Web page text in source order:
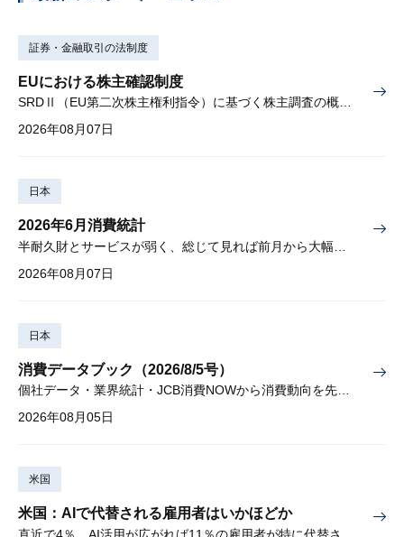
証券・金融取引の法制度
EUにおける株主確認制度
SRDⅡ（EU第二次株主権利指令）に基づく株主調査の概要と課題
2026年08月07日
日本
2026年6月消費統計
2026年08月07日
日本
消費データブック（2026/8/5号）
個社データ・業界統計・JCB消費NOWから消費動向を先取り
2026年08月05日
米国
米国：AIで代替される雇用者はいかほどか